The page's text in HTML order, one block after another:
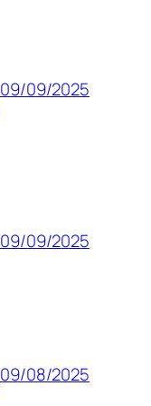
09/09/2025
09/09/2025
09/08/2025